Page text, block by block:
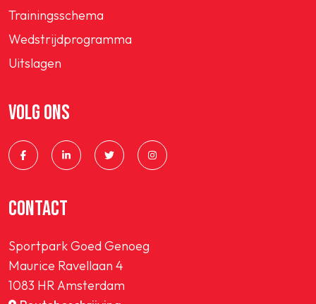
Trainingsschema
Wedstrijdprogramma
Uitslagen
VOLG ONS
CONTACT
Sportpark Goed Genoeg
Maurice Ravellaan 4
1083 HR Amsterdam